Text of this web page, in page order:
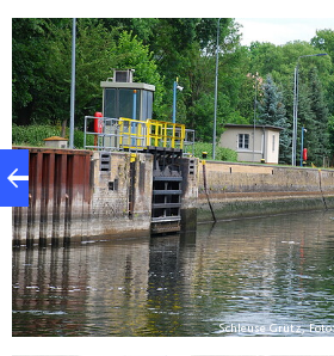
Nord“, aus diesem Grund ist das
Schilfgürtel, Ufergehölze und
verboten.
Schleuse Grütz,